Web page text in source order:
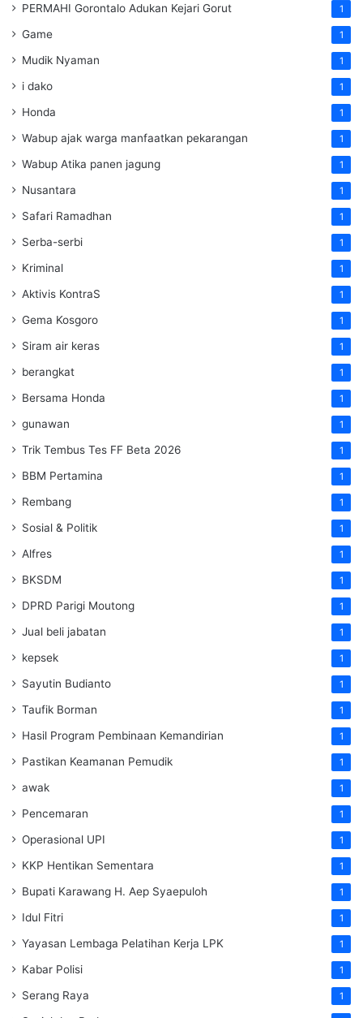
PERMAHI Gorontalo Adukan Kejari Gorut 1
Game 1
Mudik Nyaman 1
i dako 1
Honda 1
Wabup ajak warga manfaatkan pekarangan 1
Wabup Atika panen jagung 1
Nusantara 1
Safari Ramadhan 1
Serba-serbi 1
Kriminal 1
Aktivis KontraS 1
Gema Kosgoro 1
Siram air keras 1
berangkat 1
Bersama Honda 1
gunawan 1
Trik Tembus Tes FF Beta 2026 1
BBM Pertamina 1
Rembang 1
Sosial & Politik 1
Alfres 1
BKSDM 1
DPRD Parigi Moutong 1
Jual beli jabatan 1
kepsek 1
Sayutin Budianto 1
Taufik Borman 1
Hasil Program Pembinaan Kemandirian 1
Pastikan Keamanan Pemudik 1
awak 1
Pencemaran 1
Operasional UPI 1
KKP Hentikan Sementara 1
Bupati Karawang H. Aep Syaepuloh 1
Idul Fitri 1
Yayasan Lembaga Pelatihan Kerja LPK 1
Kabar Polisi 1
Serang Raya 1